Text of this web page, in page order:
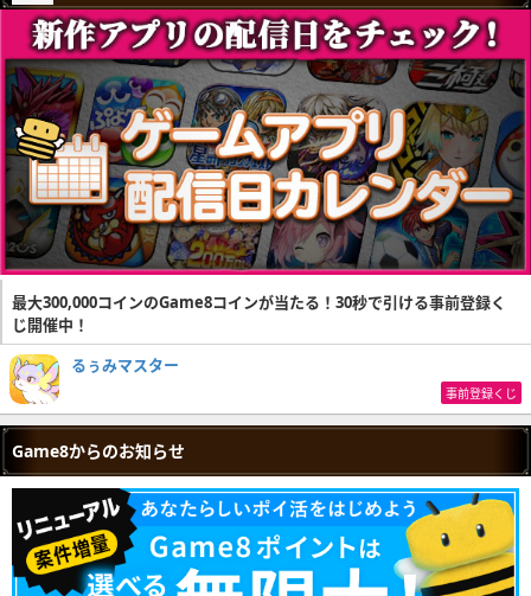
最大300,000コインのGame8コインが当たる！30秒で引ける事前登録く
じ開催中！
るぅみマスター
事前登録くじ
Game8からのお知らせ